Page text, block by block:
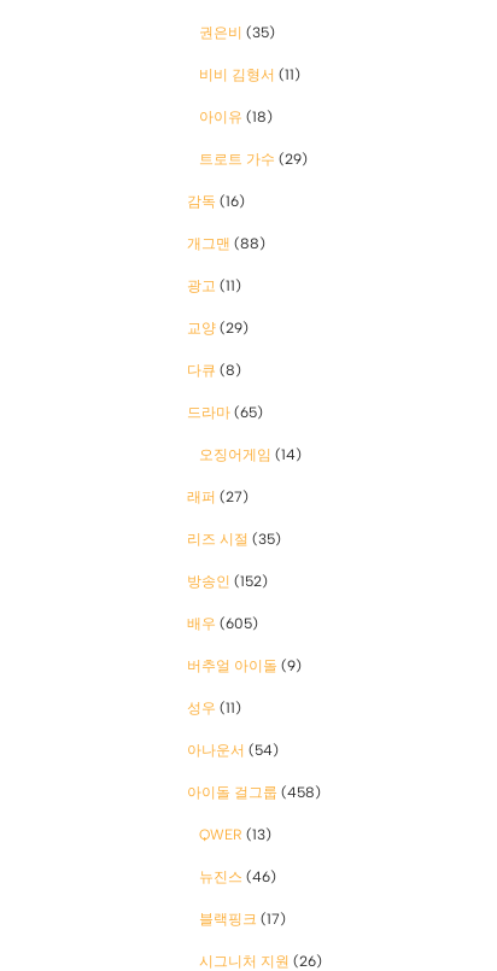
권은비 (35)
비비 김형서 (11)
아이유 (18)
트로트 가수 (29)
감독 (16)
개그맨 (88)
광고 (11)
교양 (29)
다큐 (8)
드라마 (65)
오징어게임 (14)
래퍼 (27)
리즈 시절 (35)
방송인 (152)
배우 (605)
버추얼 아이돌 (9)
성우 (11)
아나운서 (54)
아이돌 걸그룹 (458)
QWER (13)
뉴진스 (46)
블랙핑크 (17)
시그니처 지원 (26)